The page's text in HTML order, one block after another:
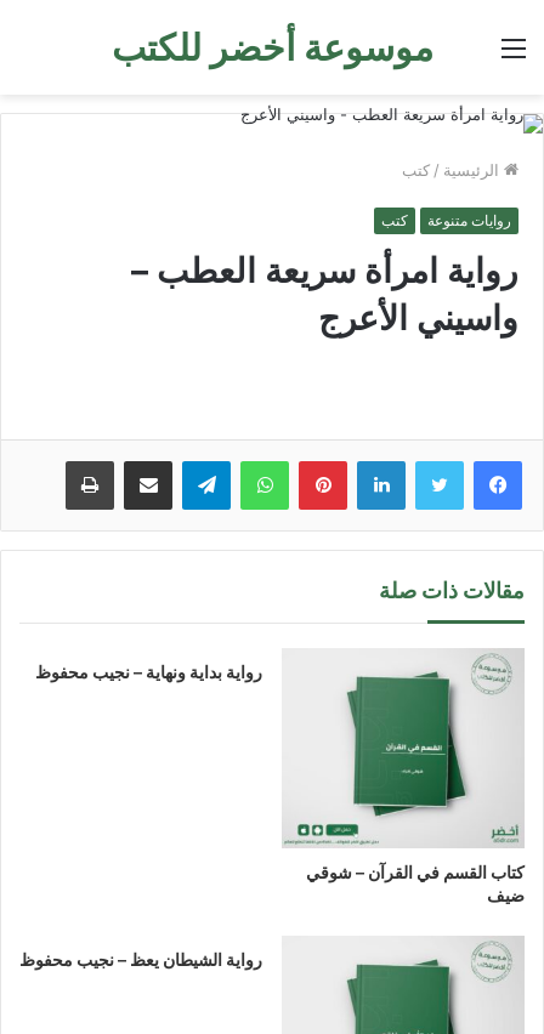
موسوعة أخضر للكتب القائمة
الرئيسية / كتب
روايات متنوعة كتب
رواية امرأة سريعة العطب –
واسيني الأعرج
لينكدإن بينتيريستواتساب تيلقرام مشاركة عبر البريد طباعة
مقالات ذات صلة
كتاب القسم في القرآن – شوقي
ضيف
رواية بداية ونهاية – نجيب محفوظ
رواية الشيطان يعظ – نجيب محفوظ